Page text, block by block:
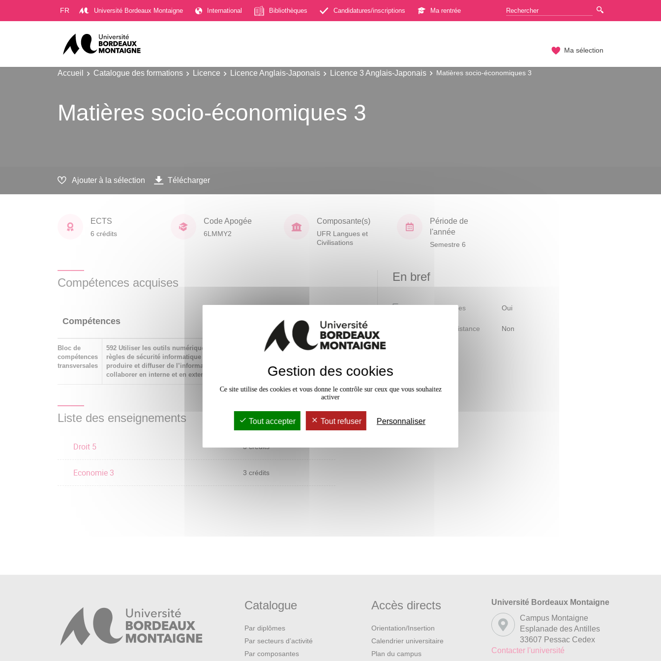
FR Université Bordeaux Montaigne International Bibliothèques Candidatures/inscriptions Ma rentrée
Ma sélection
Accueil Catalogue des formations Licence Licence Anglais-Japonais Licence 3 Anglais-Japonais Matières socio-économiques 3
Matières socio-économiques 3
Ajouter à la sélection Télécharger
ECTS
6 crédits
Code Apogée
6LMMY2
Composante(s)
UFR Langues et
Civilisations
Période de
l'année
Semestre 6
Compétences acquises
Compétences
d'acquisition
Bloc de
compétences
transversales
592 Utiliser les outils numériques de référence et les
règles de sécurité informatique pour acquérir, traiter,
produire et diffuser de l’information ainsi que pour
collaborer en interne et en externe
x
Liste des enseignements
Droit 5 3 crédits
Economie 3 3 crédits
En bref
Mobilité d'études Oui
Accessible à distance Non
Catalogue
Par diplômes
Par secteurs d’activité
Par composantes
Accès directs
Orientation/Insertion
Calendrier universitaire
Plan du campus
Université Bordeaux Montaigne
Campus Montaigne
Esplanade des Antilles
33607 Pessac Cedex
Contacter l'université
Gestion des cookies
Ce site utilise des cookies et vous donne le contrôle sur ceux que vous souhaitez
activer
Tout accepter Tout refuser Personnaliser